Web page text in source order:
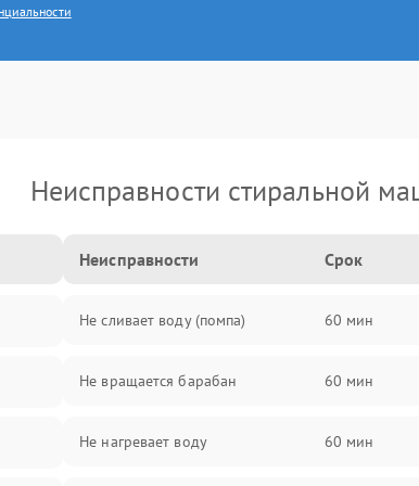
Неисправности стиральной
Неисправности Срок
Не сливает воду (помпа) 60 мин
Не вращается барабан 60 мин
Не нагревает воду 60 мин